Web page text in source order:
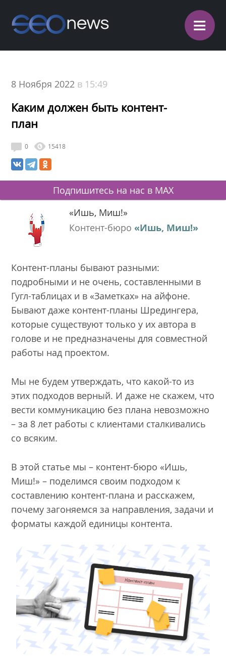
≡
8 Ноября 2022 в 15:49
Каким должен быть контент-
план
0 15418
Подпишитесь на нас в MAX
«Ишь, Миш!»
Контент-бюро «Ишь, Миш!»
Контент-планы бывают разными:
подробными и не очень, составленными в
Гугл-таблицах и в «Заметках» на айфоне.
Бывают даже контент-планы Шредингера,
которые существуют только у их автора в
голове и не предназначены для совместной
работы над проектом.
Мы не будем утверждать, что какой-то из
этих подходов верный. И даже не скажем, что
вести коммуникацию без плана невозможно
– за 8 лет работы с клиентами сталкивались
со всяким.
В этой статье мы – контент-бюро «Ишь,
Миш!» – поделимся своим подходом к
составлению контент-плана и расскажем,
почему загоняемся за направления, задачи и
форматы каждой единицы контента.